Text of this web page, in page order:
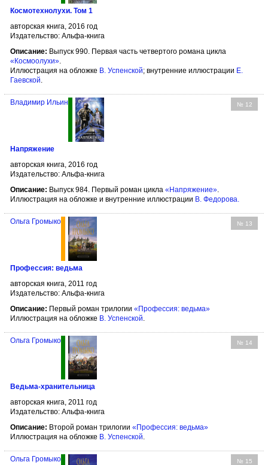
Космотехнолухи. Том 1
авторская книга, 2016 год
Издательство: Альфа-книга
Описание: Выпуск 990. Первая часть четвертого романа цикла
«Космоолухи».
Иллюстрация на обложке В. Успенской; внутренние иллюстрации Е.
Гаевской.
№ 12
Владимир Ильин
Напряжение
авторская книга, 2016 год
Издательство: Альфа-книга
Описание: Выпуск 984. Первый роман цикла «Напряжение».
Иллюстрация на обложке и внутренние иллюстрации В. Федорова.
№ 13
Ольга Громыко
Профессия: ведьма
авторская книга, 2011 год
Издательство: Альфа-книга
Описание: Первый роман трилогии «Профессия: ведьма»
Иллюстрация на обложке В. Успенской
№ 14
Ольга Громыко
Ведьма-хранительница
авторская книга, 2011 год
Издательство: Альфа-книга
Описание: Второй роман трилогии «Профессия: ведьма»
Иллюстрация на обложке В. Успенской.
№ 15
Ольга Громыко